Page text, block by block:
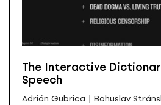
The Interactive
Speech
Adrián Gubrica Bohuslav